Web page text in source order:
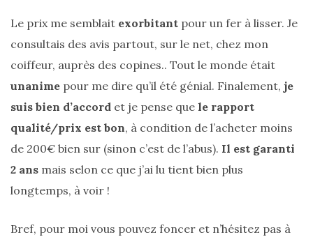
Lookbook
Luxe
&
maroquinerie
(218)
Sélections
shopping
Le prix me semblait exorbitant pour un fer à lisser. Je
consultais des avis partout, sur le net, chez mon
coiffeur, auprès des copines.. Tout le monde était
unanime pour me dire qu’il été génial. Finalement, je
suis bien d’accord et je pense que le rapport
qualité/prix est bon, à condition de l’acheter moins
de 200€ bien sur (sinon c’est de l’abus). Il est garanti
2 ans mais selon ce que j’ai lu tient bien plus
longtemps, à voir !
Bref, pour moi vous pouvez foncer et n’hésitez pas à